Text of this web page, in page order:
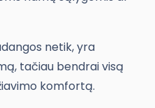
netik, yra
tačiau bendrai visą
komfortą.